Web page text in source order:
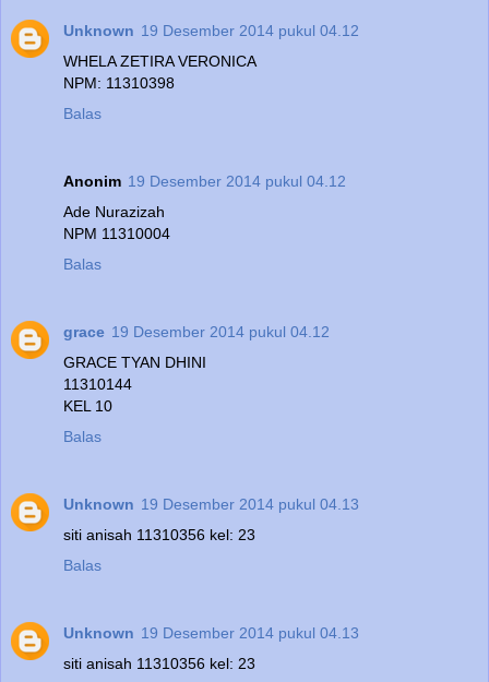
Unknown 19 Desember 2014 pukul 04.12
WHELA ZETIRA VERONICA
NPM: 11310398
Balas
Anonim 19 Desember 2014 pukul 04.12
Ade Nurazizah
NPM 11310004
Balas
grace 19 Desember 2014 pukul 04.12
GRACE TYAN DHINI
11310144
KEL 10
Balas
Unknown 19 Desember 2014 pukul 04.13
siti anisah 11310356 kel: 23
Balas
Unknown 19 Desember 2014 pukul 04.13
siti anisah 11310356 kel: 23